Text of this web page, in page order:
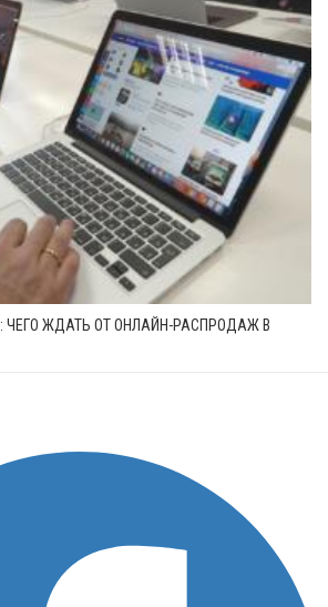
ЧЕГО ЖДАТЬ ОТ ОНЛАЙН-РАСПРОДАЖ В